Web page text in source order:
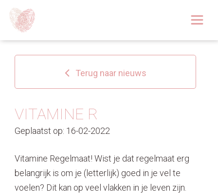
Over
Huidoplossingen
Behandelingen
Tarieven 2026
Blog
Webshop
Terug naar nieuws
VITAMINE R
Geplaatst op: 16-02-2022
Vitamine Regelmaat! Wist je dat regelmaat erg
belangrijk is om je (letterlijk) goed in je vel te
voelen? Dit kan op veel vlakken in je leven zijn.